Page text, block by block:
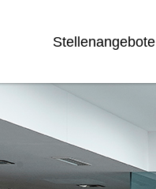
Stellenangebote